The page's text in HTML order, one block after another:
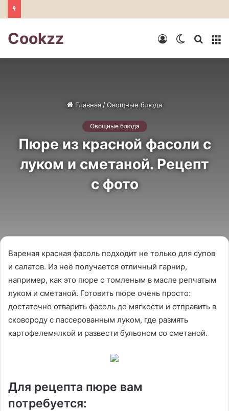
Cookzz
Switch
Войти
Главная /Овощные блюда
Овощные блюда
Пюре из красной фасоли с
луком и сметаной. Рецепт
с фото
Вареная красная фасоль подходит не только для супов
и салатов. Из неё получается отличный гарнир,
например, как это пюре с томленым в масле репчатым
луком и сметаной. Готовить пюре очень просто:
достаточно отварить фасоль до мягкости и отправить в
сковороду с пассерованным луком, где размять
картофелемялкой и развести бульоном со сметаной.
Для рецепта пюре вам
потребуется: